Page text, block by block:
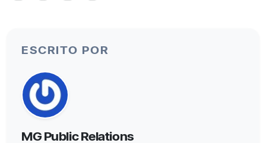
ESCRITO POR
MG Public Relations